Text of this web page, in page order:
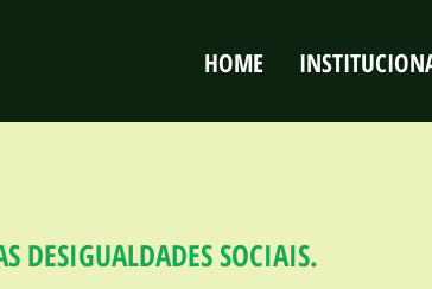
HOME
DESIGUALDADES SOCIAIS.